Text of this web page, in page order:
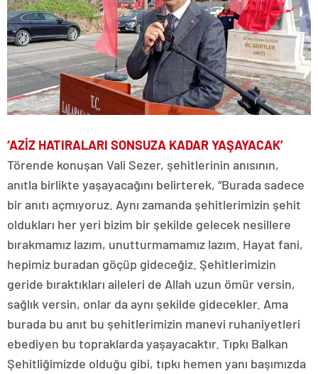
‘AZİZ HATIRALARI SONSUZA KADAR YAŞAYACAK’
Törende konuşan Vali Sezer, şehitlerinin anısının,
anıtla birlikte yaşayacağını belirterek, “Burada sadece
bir anıtı açmıyoruz. Aynı zamanda şehitlerimizin şehit
oldukları her yeri bizim bir şekilde gelecek nesillere
bırakmamız lazım, unutturmamamız lazım. Hayat fani,
hepimiz buradan göçüp gideceğiz. Şehitlerimizin
geride bıraktıkları aileleri de Allah uzun ömür versin,
sağlık versin, onlar da aynı şekilde gidecekler. Ama
burada bu anıt bu şehitlerimizin manevi ruhaniyetleri
ebediyen bu topraklarda yaşayacaktır. Tıpkı Balkan
Şehitliğimizde olduğu gibi, tıpkı hemen yanı başımızda